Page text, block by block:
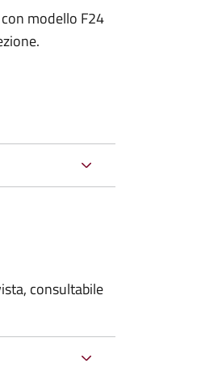
modello F24
consultabile